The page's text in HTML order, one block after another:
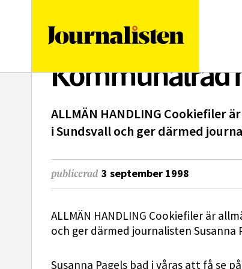
Kommunalråd
ALLMÄN HANDLING Cookiefiler
i Sundsvall och ger därmed
publicerad 3 september 1998
ALLMÄN HANDLING Cookiefiler är
och ger därmed journalisten Susanna
Susanna Pagels bad i våras att få se